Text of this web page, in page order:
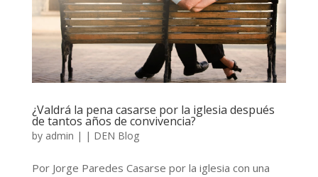
¿Valdrá la pena casarse por la iglesia después
de tantos años de convivencia?
by admin | | DEN Blog
Por Jorge Paredes Casarse por la iglesia con una